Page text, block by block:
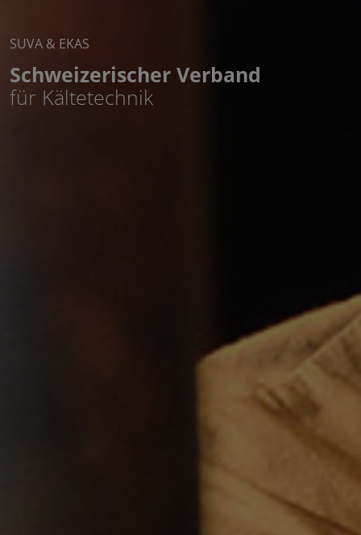
SUVA & EKAS
Schweizerischer Verband
für Kältetechnik